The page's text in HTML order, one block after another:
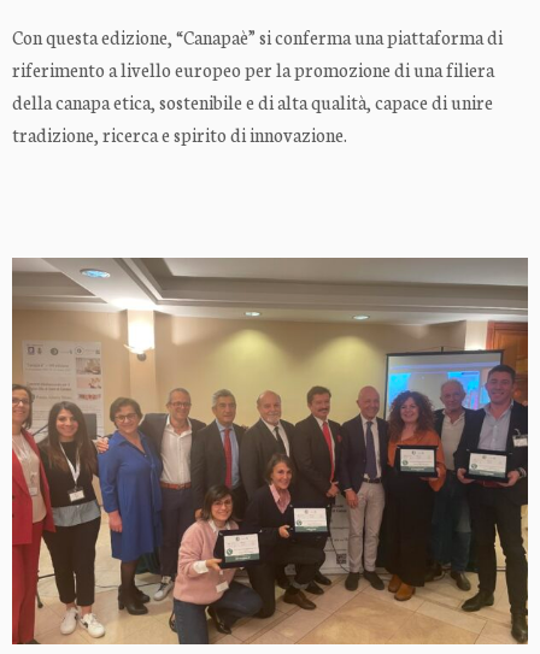
Con questa edizione, “Canapaè” si conferma una piattaforma di
riferimento a livello europeo per la promozione di una filiera
della canapa etica, sostenibile e di alta qualità, capace di unire
tradizione, ricerca e spirito di innovazione.